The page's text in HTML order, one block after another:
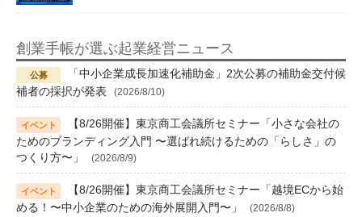
創業手帳が選ぶ起業経営ニュース
「中小企業成長加速化補助金」2次公募の補助金交付候
補者の採択が発表
(2026/8/10)
【8/26開催】東京商工会議所セミナー「小さな会社の
ためのブランディング入門 〜選ばれ続けるための「らしさ」の
つくり方〜」
(2026/8/9)
【8/26開催】東京商工会議所セミナー「越境ECから始
める！〜中小企業のための海外展開入門〜」
(2026/8/8)